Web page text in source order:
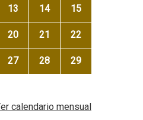
13 14 15
20 21 22
27 28 29
calendario mensual